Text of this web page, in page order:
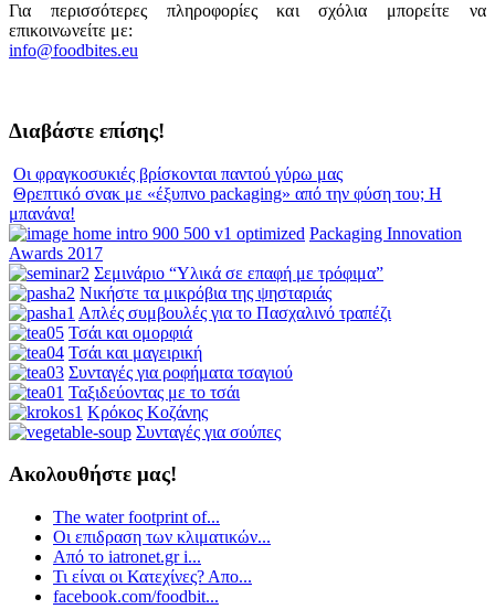
Για περισσότερες πληροφορίες και σχόλια μπορείτε να
επικοινωνείτε με:
info@foodbites.eu
Διαβάστε επίσης!
Οι φραγκοσυκιές βρίσκονται παντού γύρω μας
Θρεπτικό σνακ με «έξυπνο packaging» από την φύση του; Η
μπανάνα!
Packaging Innovation
Awards 2017
Σεμινάριο “Υλικά σε επαφή με τρόφιμα”
Νικήστε τα μικρόβια της ψησταριάς
Απλές συμβουλές για το Πασχαλινό τραπέζι
Τσάι και ομορφιά
Τσάι και μαγειρική
Συνταγές για ροφήματα τσαγιού
Ταξιδεύοντας με το τσάι
Κρόκος Κοζάνης
Συνταγές για σούπες
Ακολουθήστε μας!
The water footprint of...
Οι επιδραση των κλιματικών...
Από το iatronet.gr i...
Τι είναι οι Κατεχίνες? Απο...
facebook.com/foodbit...